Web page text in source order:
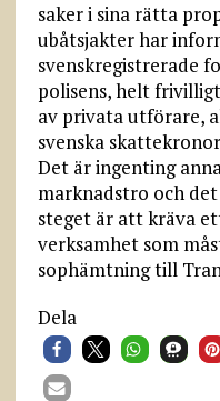
saker i sina rätta
ubåtsjakter har
svenskregistrerade
polisens, helt
av privata utförare,
svenska
Det är ingenting
marknadstro och
steget är att kräva
verksamhet som
sophämtning till
Dela